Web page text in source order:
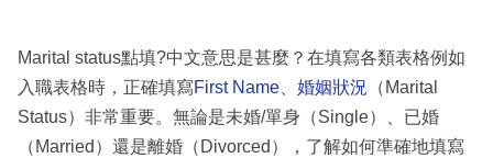
區
Marital status點填?中文意思是甚麼？在填寫各類表格例如
入職表格時，正確填寫First Name 婚姻狀況 （Marital
Status）非常重要。無論是未婚/單身（Single）、已婚
（Married）還是離婚（Divorced），了解如何準確地填寫